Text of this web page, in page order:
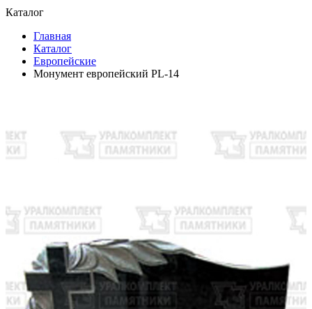
Каталог
Главная
Каталог
Европейские
Монумент европейский PL-14